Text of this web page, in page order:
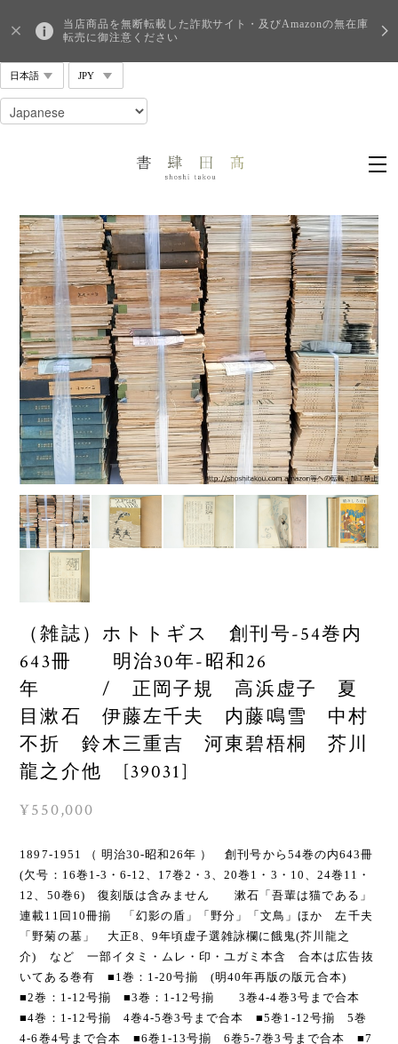
当店商品を無断転載した詐欺サイト・及びAmazonの無在庫
転売に御注意ください
（雑誌）ホトトギス 創刊号-54巻内
643冊 明治30年-昭和26
年 / 正岡子規 高浜虚子 夏
目漱石 伊藤左千夫 内藤鳴雪 中村
不折 鈴木三重吉 河東碧梧桐 芥川
龍之介他 [39031]
¥550,000
1897-1951 （ 明治30-昭和26年 ） 創刊号から54巻の内643冊
(欠号：16巻1-3・6-12、17巻2・3、20巻1・3・10、24巻11・
12、50巻6) 復刻版は含みません 漱石「吾輩は猫である」
連載11回10冊揃 「幻影の盾」「野分」「文鳥」ほか 左千夫
「野菊の墓」 大正8、9年頃虚子選雑詠欄に餓鬼(芥川龍之
介) など 一部イタミ・ムレ・印・ユガミ本含 合本は広告抜
いてある巻有 ■1巻：1-20号揃 (明40年再版の版元合本)
■2巻：1-12号揃 ■3巻：1-12号揃 3巻4-4巻3号まで合本
■4巻：1-12号揃 4巻4-5巻3号まで合本 ■5巻1-12号揃 5巻
4-6巻4号まで合本 ■6巻1-13号揃 6巻5-7巻3号まで合本 ■7